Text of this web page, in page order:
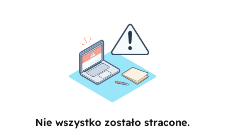
Nie wszystko zostało stracone.